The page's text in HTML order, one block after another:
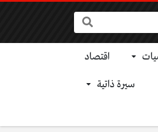
اقتصاد
سيرة ذاتية